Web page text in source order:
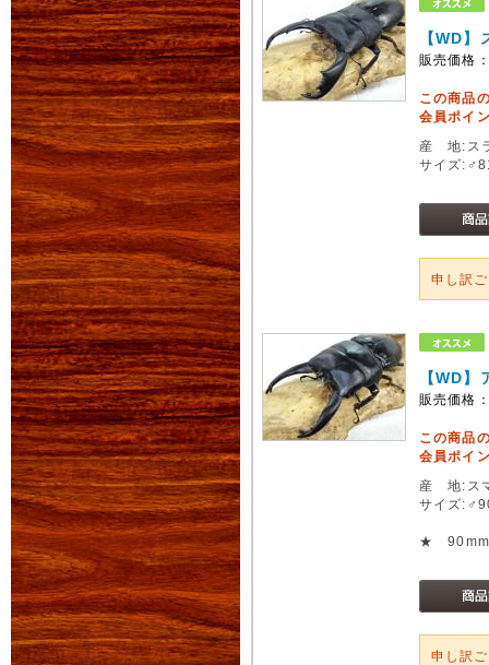
【WD
販売価格
この商品
会員ポイ
産 地:ス
サイズ
申し訳
【WD
販売価格
この商品
会員ポイ
産 地:ス
サイズ
★
申し訳